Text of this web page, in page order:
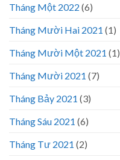
Tháng Một 2022 (6)
Tháng Mười Hai 2021 (1)
Tháng Mười Một 2021 (1)
Tháng Mười 2021 (7)
Tháng Bảy 2021 (3)
Tháng Sáu 2021 (6)
Tháng Tư 2021 (2)